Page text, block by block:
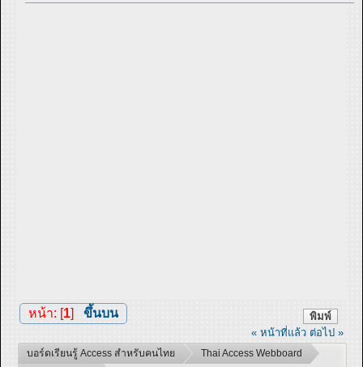
พิมพ์
หน้า: [1] ขึ้นบน
« หน้าที่แล้ว ต่อไป »
บอร์ดเรียนรู้ Access สำหรับคนไทย
Thai Access Webboard